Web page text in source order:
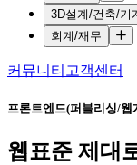
3D설계/건축/기
회계/재무
커뮤니티 고객센터
프론트엔드(퍼블리싱/웹
웹표준 제대